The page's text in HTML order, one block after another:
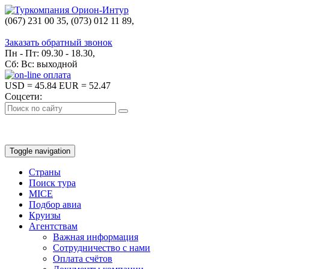
(067) 231 00 35, (073) 012 11 89,
Заказать обратный звонок
Пн - Пт: 09.30 - 18.30,
Сб: Вс: выходной
USD = 45.84 EUR = 52.47
Соцсети:
Toggle navigation
Страны
Поиск тура
MICE
Подбор авиа
Круизы
Агентствам
Важная информация
Сотрудничество с нами
Оплата счётов